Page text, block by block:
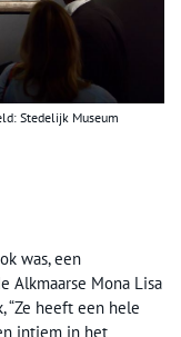
Stedelijk Museum
was, een
Alkmaarse Mona Lisa
“Ze heeft een hele
intiem in het